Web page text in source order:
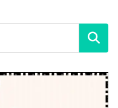
Buscar